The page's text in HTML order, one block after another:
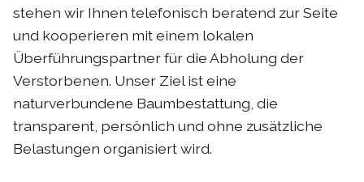
stehen wir Ihnen telefonisch beratend zur Seite
und kooperieren mit einem lokalen
Überführungspartner für die Abholung der
Verstorbenen. Unser Ziel ist eine
naturverbundene Baumbestattung, die
transparent, persönlich und ohne zusätzliche
Belastungen organisiert wird.